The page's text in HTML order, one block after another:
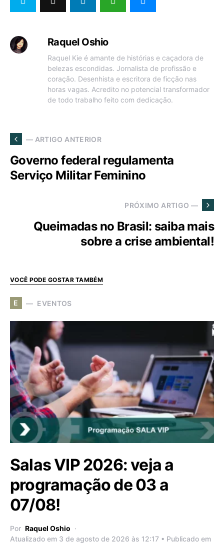
Raquel Oshio
Raquel Kie é amante de histórias e caçadora de
belezas escondidas. Jornalista de profissão e
coração. Desenhista e escritora de ficção nas
horas vagas. Acredito no potencial transformador
de todo trabalho feito com dedicação.
— ARTIGO ANTERIOR
Governo federal regulamenta
Serviço Militar Feminino
PRÓXIMO ARTIGO —
Queimadas no Brasil: saiba mais
sobre a crise ambiental!
VOCÊ PODE GOSTAR TAMBÉM
E EVENTOS
Salas VIP 2026: veja a
programação de 03 a
07/08!
Por Raquel Oshio
Atualizado em 3 de agosto de 2026 às 12:17 • Publicado em